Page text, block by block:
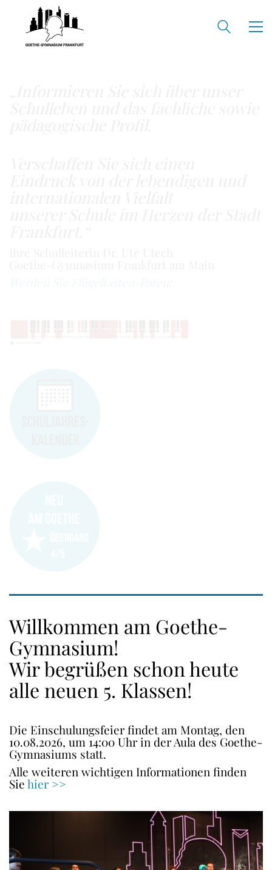
Willkommen am Goethe-
Gymnasium!
Wir begrüßen schon heute
alle neuen 5. Klassen!
Die Einschulungsfeier findet am Montag, den
10.08.2026, um 14:00 Uhr in der Aula des Goethe-
Gymnasiums statt.
Alle weiteren wichtigen Informationen finden
Siehier >>